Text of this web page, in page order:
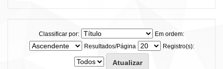
Classificar por:
Em ordem:
Resultados/Página
Registro(s):